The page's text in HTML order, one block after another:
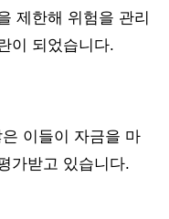
제한해 위험을 관리
이 되었습니다.
이들이 자금을 마
가받고 있습니다.